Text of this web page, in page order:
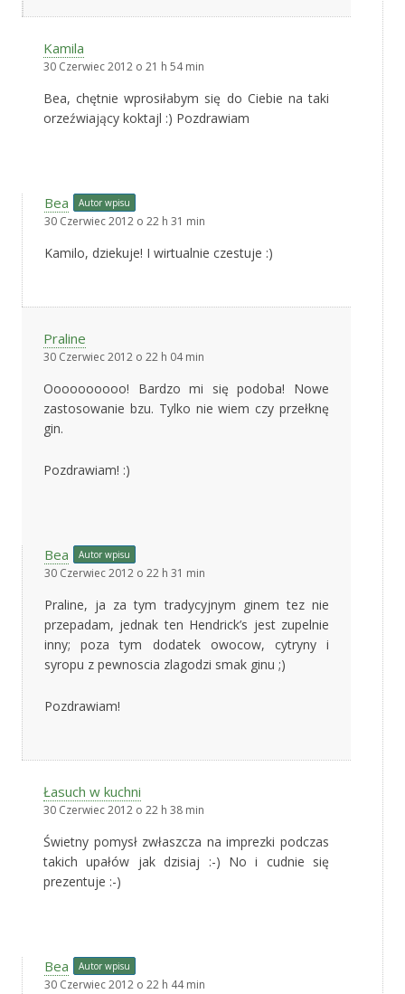
Kamila
30 Czerwiec 2012 o 21 h 54 min
Bea, chętnie wprosiłabym się do Ciebie na taki
orzeźwiający koktajl :) Pozdrawiam
Bea Autor wpisu
30 Czerwiec 2012 o 22 h 31 min
Kamilo, dziekuje! I wirtualnie czestuje :)
Praline
30 Czerwiec 2012 o 22 h 04 min
Oooooooooo! Bardzo mi się podoba! Nowe
zastosowanie bzu. Tylko nie wiem czy przełknę
gin.
Pozdrawiam! :)
Bea Autor wpisu
30 Czerwiec 2012 o 22 h 31 min
Praline, ja za tym tradycyjnym ginem tez nie
przepadam, jednak ten Hendrick’s jest zupelnie
inny; poza tym dodatek owocow, cytryny i
syropu z pewnoscia zlagodzi smak ginu ;)
Pozdrawiam!
Łasuch w kuchni
30 Czerwiec 2012 o 22 h 38 min
Świetny pomysł zwłaszcza na imprezki podczas
takich upałów jak dzisiaj :-) No i cudnie się
prezentuje :-)
Bea Autor wpisu
30 Czerwiec 2012 o 22 h 44 min